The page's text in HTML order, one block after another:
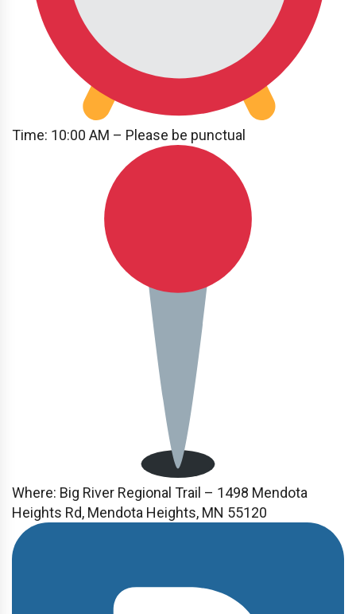
Time: 10:00 AM – Please be punctual
Where: Big River Regional Trail – 1498 Mendota
Heights Rd, Mendota Heights, MN 55120